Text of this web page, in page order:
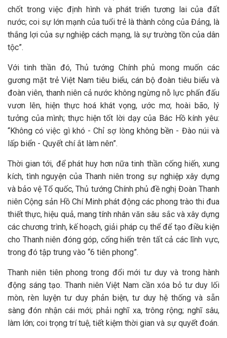
chốt trong việc định hình và phát triển tương lai của đất
nước; coi sự lớn mạnh của tuổi trẻ là thành công của Đảng, là
thắng lợi của sự nghiệp cách mạng, là sự trường tồn của dân
tộc”.
Với tinh thần đó, Thủ tướng Chính phủ mong muốn các
gương mặt trẻ Việt Nam tiêu biểu, cán bộ đoàn tiêu biểu và
đoàn viên, thanh niên cả nước không ngừng nỗ lực phấn đấu
vươn lên, hiện thực hoá khát vọng, ước mơ, hoài bão, lý
tưởng của mình; thực hiện tốt lời dạy của Bác Hồ kính yêu:
“Không có việc gì khó - Chỉ sợ lòng không bền - Đào núi và
lấp biển - Quyết chí ắt làm nên”.
Thời gian tới, để phát huy hơn nữa tinh thần cống hiến, xung
kích, tình nguyện của Thanh niên trong sự nghiệp xây dựng
và bảo vệ Tổ quốc, Thủ tướng Chính phủ đề nghị Đoàn Thanh
niên Cộng sản Hồ Chí Minh phát động các phong trào thi đua
thiết thực, hiệu quả, mang tính nhân văn sâu sắc và xây dựng
các chương trình, kế hoạch, giải pháp cụ thể để tạo điều kiện
cho Thanh niên đóng góp, cống hiến trên tất cả các lĩnh vực,
trong đó tập trung vào “6 tiên phong”.
Thanh niên tiên phong trong đổi mới tư duy và trong hành
động sáng tạo. Thanh niên Việt Nam cần xóa bỏ tư duy lối
mòn, rèn luyện tư duy phản biện, tư duy hệ thống và sẵn
sàng đón nhận cái mới; phải nghĩ xa, trông rộng; nghĩ sâu,
làm lớn; coi trọng trí tuệ, tiết kiệm thời gian và sự quyết đoán.